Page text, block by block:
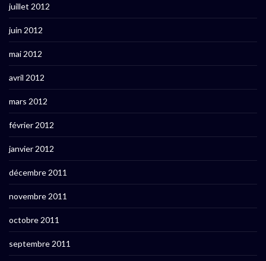
juillet 2012
juin 2012
mai 2012
avril 2012
mars 2012
février 2012
janvier 2012
décembre 2011
novembre 2011
octobre 2011
septembre 2011